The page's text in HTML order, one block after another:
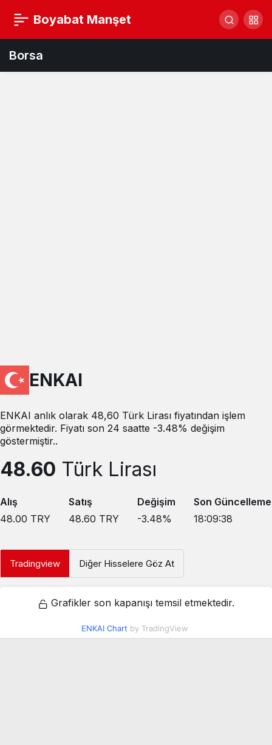
Boyabat Manşet
Borsa
ENKAI
ENKAI anlık olarak 48,60 Türk Lirası fiyatından işlem
görmektedir. Fiyatı son 24 saatte -3.48% değişim
göstermiştir..
48.60 Türk Lirası
Alış
48.00 TRY
Satış
48.60 TRY
Değişim
-3.48%
Son Güncelleme
18:09:38
Tradingview Diğer Hisselere Göz At
Grafikler son kapanışı temsil etmektedir.
ENKAI Chart by TradingView